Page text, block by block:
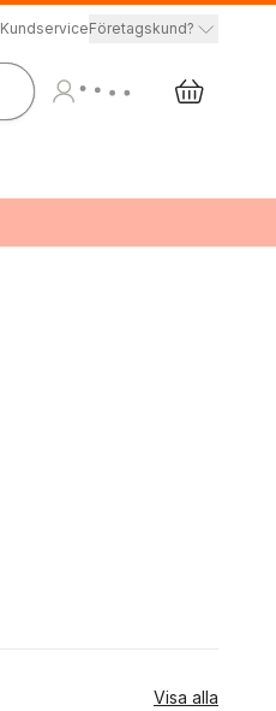
KundserviceFöretagskund?
Visa alla